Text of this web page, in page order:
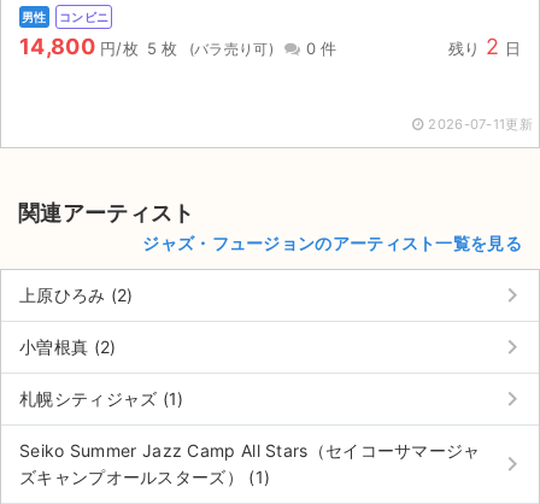
サイト情報
チケットジャム運営会社
男性 コンビニ
14,800 円/枚 5 枚 0 件 残り 2 日
2026-07-11更新
関連アーティスト
ジャズ・フュージョンのアーティスト一覧を見る
上原ひろみ (2) keyboard_arrow_right
小曽根真 (2) keyboard_arrow_right
札幌シティジャズ (1) keyboard_arrow_right
Seiko Summer Jazz Camp All Stars（セイコーサマージャ
ズキャンプオールスターズ） (1)
keyboard_arrow_right